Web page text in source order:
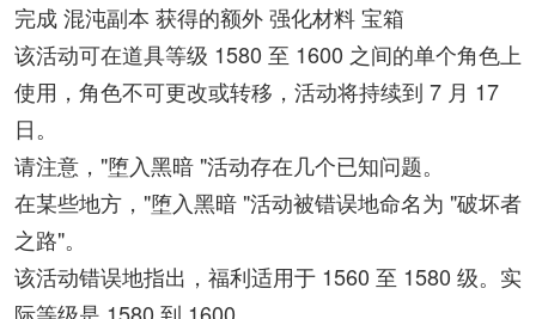
完成 混沌副本 获得的额外 强化材料 宝箱
该活动可在道具等级 1580 至 1600 之间的单个角色上
使用，角色不可更改或转移，活动将持续到 7 月 17
日。
请注意，"堕入黑暗 "活动存在几个已知问题。
在某些地方，"堕入黑暗 "活动被错误地命名为 "破坏者
之路"。
该活动错误地指出，福利适用于 1560 至 1580 级。实